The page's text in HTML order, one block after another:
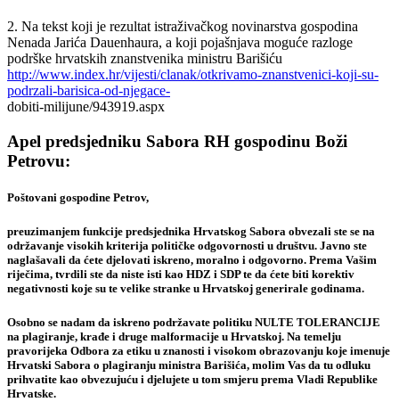
2. Na tekst koji je rezultat istraživačkog novinarstva gospodina
Nenada Jarića Dauenhaura, a koji pojašnjava moguće razloge
podrške hrvatskih znanstvenika ministru Barišiću
http://www.index.hr/vijesti/clanak/otkrivamo-znanstvenici-koji-su-
podrzali-barisica-od-njegace-
dobiti-milijune/943919.aspx
Apel predsjedniku Sabora RH gospodinu Boži
Petrovu:
Poštovani gospodine Petrov,
preuzimanjem funkcije predsjednika Hrvatskog Sabora obvezali ste se na
održavanje visokih kriterija političke odgovornosti u društvu. Javno ste
naglašavali da ćete djelovati iskreno, moralno i odgovorno. Prema Vašim
riječima, tvrdili ste da niste isti kao HDZ i SDPte da ćete biti korektiv
negativnosti koje su te velike stranke u Hrvatskoj generirale godinama.
Osobno se nadam da iskreno podržavate politiku NULTE TOLERANCIJE
na plagiranje, krađe i druge malformacije u Hrvatskoj. Na temelju
pravorijeka Odbora za etiku u znanosti i visokom obrazovanju koje imenuje
Hrvatski Sabora o plagiranju ministra Barišića, molim Vas da tu odluku
prihvatite kao obvezujuću i djelujete u tom smjeru prema Vladi Republike
Hrvatske.